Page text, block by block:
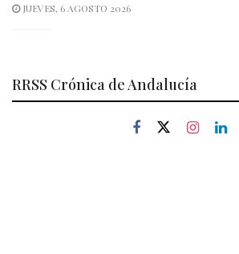
JUEVES, 6 AGOSTO 2026
RRSS Crónica de Andalucía